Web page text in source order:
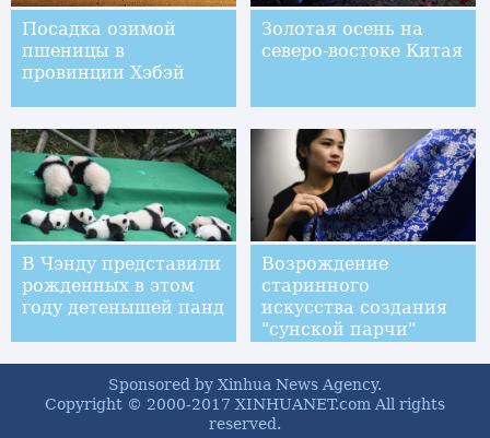
Посадка озимой
пшеницы в
провинции Хэбэй
Золотая осень на
северо-востоке Китая
В Чэнду представили
рожденных в этом
году детенышей панд
Возрождение
старинного
искусства создания
"сунской парчи"
Sponsored by Xinhua News Agency.
Copyright © 2000-2017 XINHUANET.com All rights
reserved.